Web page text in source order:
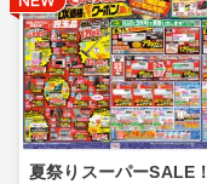
夏祭りスーパーSALE！